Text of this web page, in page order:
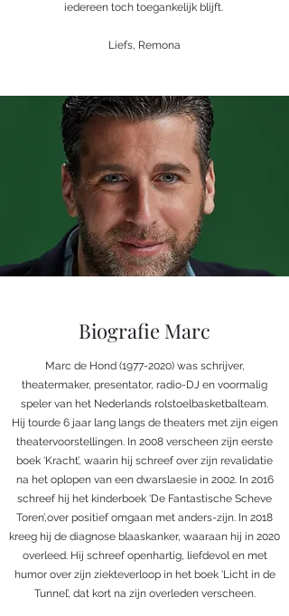
iedereen toch toegankelijk blijft.
Liefs, Remona
Biografie Marc
Marc de Hond (1977-2020)was schrijver,
theatermaker, presentator, radio-DJ en voormalig
speler van het Nederlands rolstoelbasketbalteam.
Hij tourde 6 jaar lang langs de theaters met zijn eigen
theatervoorstellingen. In 2008 verscheen zijn eerste
boek ‘Kracht’, waarin hij schreef over zijn revalidatie
na het oplopen van een dwarslaesie in 2002. In 2016
schreef hij het kinderboek ‘De Fantastische Scheve
Toren’,over positief omgaan met anders-zijn. In 2018
kreeg hij de diagnose blaaskanker, waaraan hij in 2020
overleed. Hij schreef openhartig, liefdevol en met
humor over zijn ziekteverloop in het boek ‘Licht in de
Tunnel’, dat kort na zijn overleden verscheen.